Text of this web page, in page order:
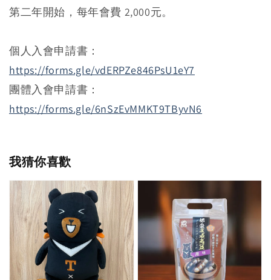
第二年開始，每年會費 2,000元。
個人入會申請書：
https://forms.gle/vdERPZe846PsU1eY7
團體入會申請書：
https://forms.gle/6nSzEvMMKT9TByvN6
我猜你喜歡